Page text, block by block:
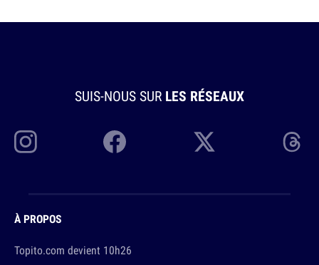
SUIS-NOUS SUR LES RÉSEAUX
À PROPOS
Topito.com devient 10h26